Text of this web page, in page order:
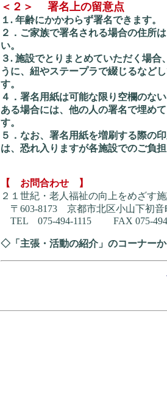
＜２＞ 署名上の留意点
１. 年齢にかかわらず署名できます。
２．ご家族で署名される場合の住所
い。
３. 施設でとりまとめていただく場
うに、紐やステープラで綴じるなど
す。
４．署名用紙は可能な限り空欄のな
ある場合には、他の人の署名で埋め
す。
５．なお、署名用紙を増刷する際の
は、恐れ入りますが各施設でのご負
【 お問合わせ 】
２１世紀・老人福祉の向上をめざす
〒603‐8173 京都市北区小山下初
TEL 075‐494‐1115 FAX
◇「主張・活動の紹介」のコーナー